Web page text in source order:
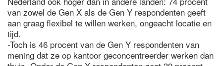
van zowel de Gen X als de Gen Y respondenten geeft
aan graag flexibel te willen werken, ongeacht locatie en
tijd.
-Toch is 46 procent van de Gen Y respondenten van
mening dat ze op kantoor geconcentreerder werken dan